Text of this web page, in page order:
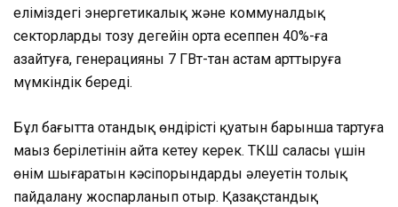
еліміздегі энергетикалық және коммуналдық
секторлардың тозу деңгейін орта есеппен 40%-ға
азайтуға, генерацияны 7 ГВт-тан астам арттыруға
мүмкіндік береді.
Бұл бағытта отандық өндірістің қуатын барынша тартуға
маңыз берілетінін айта кетеу керек. ТКШ саласы үшін
өнім шығаратын кәсіпорындардың әлеуетін толық
пайдалану жоспарланып отыр. Қазақстандық